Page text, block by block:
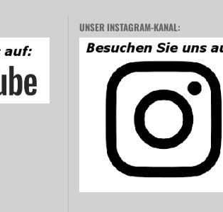
UNSER INSTAGRAM-KANAL: